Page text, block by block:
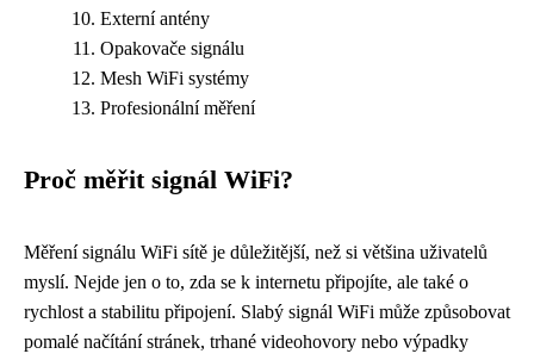
Externí antény
Opakovače signálu
Mesh WiFi systémy
Profesionální měření
Proč měřit signál WiFi?
Měření signálu WiFi sítě je důležitější, než si většina uživatelů
myslí. Nejde jen o to, zda se k internetu připojíte, ale také o
rychlost a stabilitu připojení. Slabý signál WiFi může způsobovat
pomalé načítání stránek, trhané videohovory nebo výpadky